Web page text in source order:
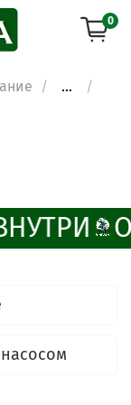
0
...